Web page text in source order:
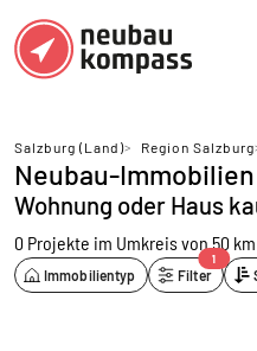
Salzburg (Land)> Region Salzburg
Neubau-
Wohnung oder Haus
0 Projekte im Umkreis von 50 km
Immobilientyp Filter
1